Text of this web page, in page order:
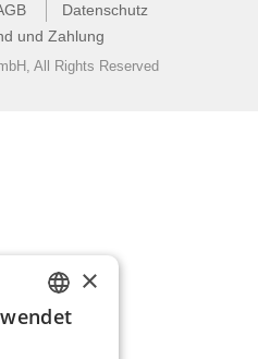
Datenschutz
und Zahlung
All Rights Reserved
GERMAN
×